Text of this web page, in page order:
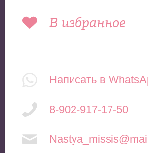
В избранное
Написать в
8-902-917-17-50